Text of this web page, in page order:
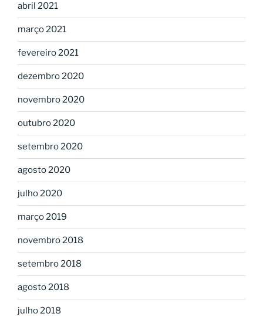
abril 2021
março 2021
fevereiro 2021
dezembro 2020
novembro 2020
outubro 2020
setembro 2020
agosto 2020
julho 2020
março 2019
novembro 2018
setembro 2018
agosto 2018
julho 2018